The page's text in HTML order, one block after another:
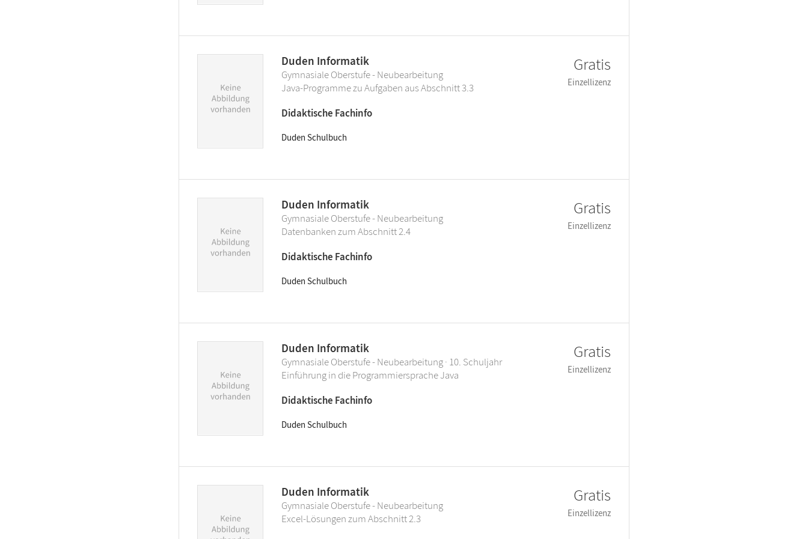
Duden Informatik
Gymnasiale Oberstufe - Neubearbeitung
Java-Programme zu Aufgaben aus Abschnitt 3.3
Didaktische Fachinfo
Duden Schulbuch
Gratis
Einzellizenz
Duden Informatik
Gymnasiale Oberstufe - Neubearbeitung
Datenbanken zum Abschnitt 2.4
Didaktische Fachinfo
Duden Schulbuch
Gratis
Einzellizenz
Duden Informatik
Gymnasiale Oberstufe - Neubearbeitung · 10. Schuljahr
Einführung in die Programmiersprache Java
Didaktische Fachinfo
Duden Schulbuch
Gratis
Einzellizenz
Duden Informatik
Gymnasiale Oberstufe - Neubearbeitung
Excel-Lösungen zum Abschnitt 2.3
Gratis
Einzellizenz